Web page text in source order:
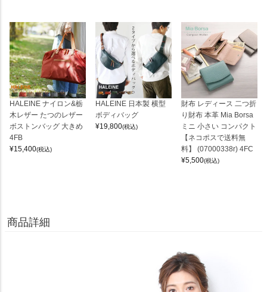
HALEINE ナイロン&栃
木レザー たつのレザー
ボストンバッグ 大きめ
4FB
¥15,400(税込)
HALEINE 日本製 横型
ボディバッグ
¥19,800(税込)
財布 レディース 二つ折
り財布 本革 Mia Borsa
ミニ 小さい コンパクト
【ネコポスで送料無
料】 (07000338r) 4FC
¥5,500(税込)
商品詳細